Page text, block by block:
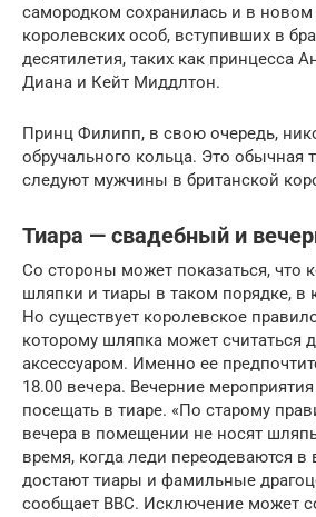
самородком сохранилась и в
королевских особ, вступивших в
десятилетия, таких как принцесса
Диана и Кейт Миддлтон.
Принц Филипп, в свою очередь,
обручального кольца. Это обычная
следуют мужчины в британской
Тиара — свадебный и
Со стороны может показаться, что
шляпки и тиары в таком порядке, в
Но существует королевское
которому шляпка может считаться
аксессуаром. Именно ее
18.00 вечера. Вечерние
посещать в тиаре. «По старому
вечера в помещении не носят
время, когда леди переодеваются в
достают тиары и фамильные
сообщает BBC. Исключение может